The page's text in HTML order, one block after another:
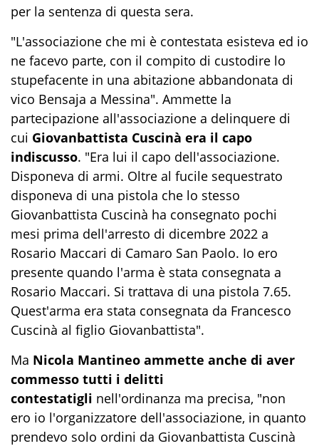
per la sentenza di questa sera.
"L'associazione che mi è contestata esisteva ed io
ne facevo parte, con il compito di custodire lo
stupefacente in una abitazione abbandonata di
vico Bensaja a Messina". Ammette la
partecipazione all'associazione a delinquere di
cui Giovanbattista Cuscinà era il capo
indiscusso. "Era lui il capo dell'associazione.
Disponeva di armi. Oltre al fucile sequestrato
disponeva di una pistola che lo stesso
Giovanbattista Cuscinà ha consegnato pochi
mesi prima dell'arresto di dicembre 2022 a
Rosario Maccari di Camaro San Paolo. Io ero
presente quando l'arma è stata consegnata a
Rosario Maccari. Si trattava di una pistola 7.65.
Quest'arma era stata consegnata da Francesco
Cuscinà al figlio Giovanbattista".
Ma Nicola Mantineo ammette anche di aver
commesso tutti i delitti
contestatigli nell'ordinanza ma precisa, "non
ero io l'organizzatore dell'associazione, in quanto
prendevo solo ordini da Giovanbattista Cuscinà